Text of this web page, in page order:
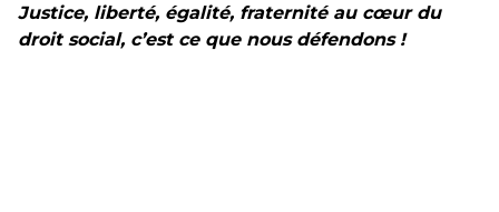
Justice, liberté, égalité, fraternité au cœur du
droit social, c’est ce que nous défendons !